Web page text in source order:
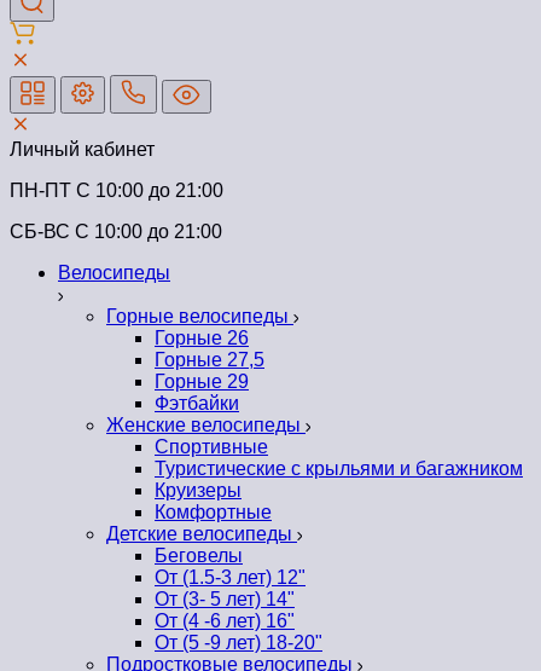
Личный кабинет
ПН-ПТ C 10:00 до 21:00
СБ-ВС С 10:00 до 21:00
Велосипеды
Горные велосипеды
Горные 26
Горные 27,5
Горные 29
Фэтбайки
Женские велосипеды
Спортивные
Туристические с крыльями и багажником
Круизеры
Комфортные
Детские велосипеды
Беговелы
От (1.5-3 лет) 12"
От (3- 5 лет) 14"
От (4 -6 лет) 16"
От (5 -9 лет) 18-20"
Подростковые велосипеды